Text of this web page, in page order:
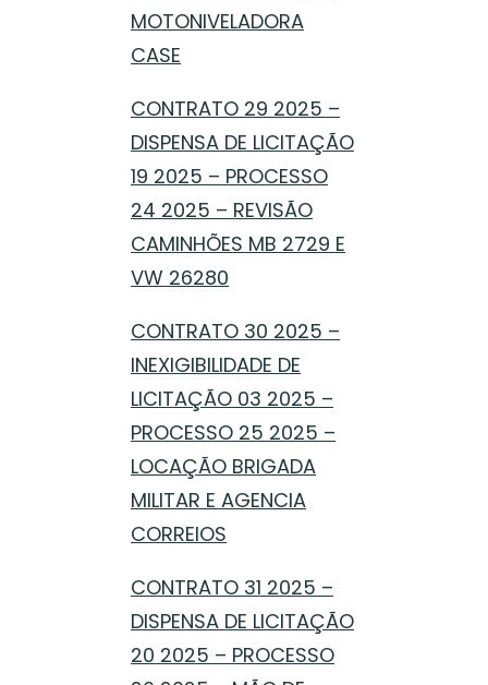
MOTONIVELADORA
CASE
CONTRATO 29 2025 –
DISPENSA DE LICITAÇÃO
19 2025 – PROCESSO
24 2025 – REVISÃO
CAMINHÕES MB 2729 E
VW 26280
CONTRATO 30 2025 –
INEXIGIBILIDADE DE
LICITAÇÃO 03 2025 –
PROCESSO 25 2025 –
LOCAÇÃO BRIGADA
MILITAR E AGENCIA
CORREIOS
CONTRATO 31 2025 –
DISPENSA DE LICITAÇÃO
20 2025 – PROCESSO